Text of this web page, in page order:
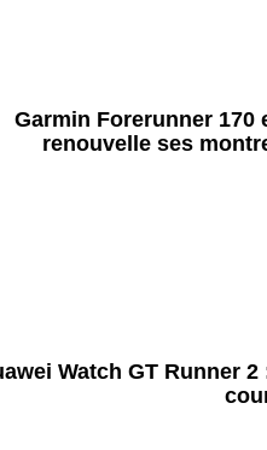
Garmin Forerunner 170
renouvelle ses
Watch GT Runner